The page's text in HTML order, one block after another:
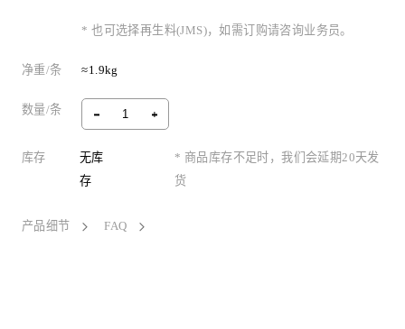
* 也可选择再生料(JMS)，如需订购请咨询业务员。
净重/条 ≈1.9kg
数量/条
库存
无库
存
* 商品库存不足时，我们会延期20天发
货
产品细节 FAQ